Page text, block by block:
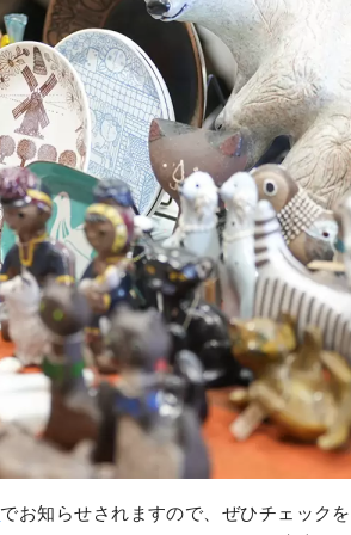
でお知らせされますので、ぜひチェック